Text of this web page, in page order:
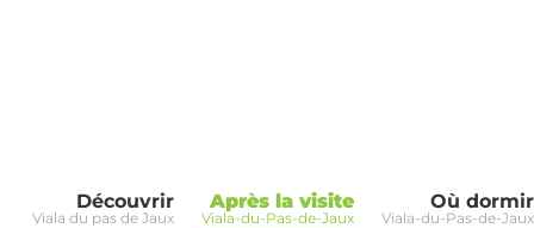
Découvrir
Viala du pas de Jaux
Après la visite
Viala-du-Pas-de-Jaux
Où dormir
Viala-du-Pas-de-Jaux